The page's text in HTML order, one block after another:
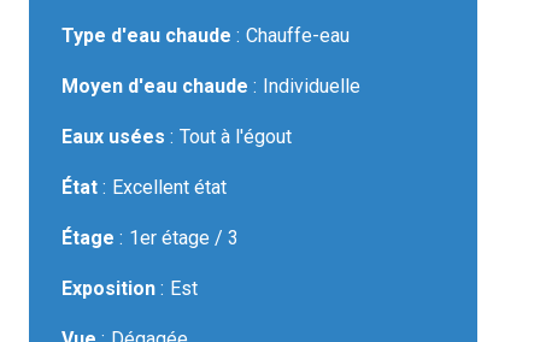
Type d'eau chaude Chauffe-eau
Moyen d'eau chaude Individuelle
Eaux usées Tout à l'égout
État Excellent état
Étage 1er étage / 3
Exposition Est